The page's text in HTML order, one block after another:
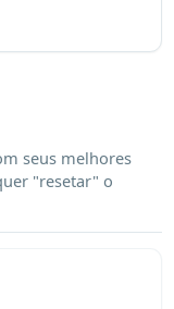
seus melhores
"resetar" o